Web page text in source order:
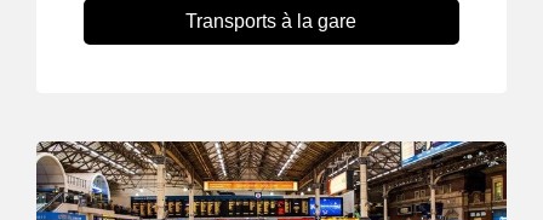
Transports à la gare